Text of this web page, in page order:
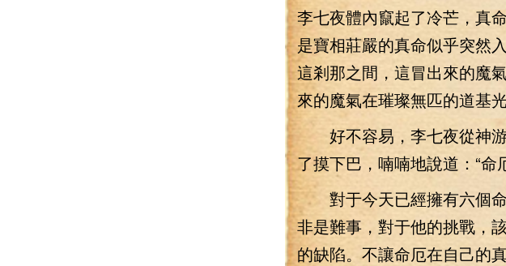
李七夜體內竄起了冷芒，真
是寶相莊嚴的真命似乎突然
這剎那之間，這冒出來的魔
來的魔氣在璀璨無匹的道基
好不容易，李七夜從神游
了摸下巴，喃喃地說道：“命
對于今天已經擁有六個命
非是難事，對于他的挑戰，
的缺陷。不讓命厄在自己的